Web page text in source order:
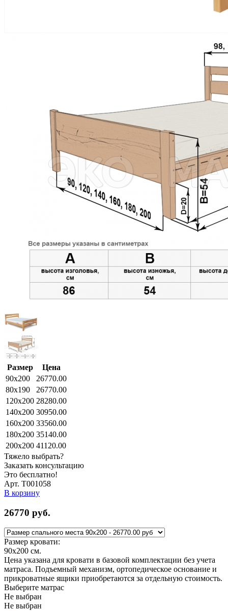
Размер
Цена
90x200
26770.00
80x190
26770.00
120x200 28280.00
140x200 30950.00
160x200 33560.00
180x200 35140.00
200x200 41120.00
Тяжело выбрать?
Заказать консультацию
Это бесплатно!
Арт. Т001058
В корзину
26770 руб.
Размер кровати:
90x200 см.
Цена указана для кровати в базовой комплектации без учета
матраса. Подъемный механизм, ортопедическое основание и
прикроватные ящики приобретаются за отдельную стоимость.
Выберите матрас
Не выбран
Не выбран